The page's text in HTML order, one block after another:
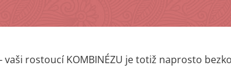
vaši rostoucí KOMBINÉZU je totiž naprosto